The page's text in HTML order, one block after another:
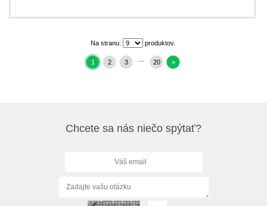
Na stranu: produktov.
1 2 3 20 »
Chcete sa nás niečo spýtať?